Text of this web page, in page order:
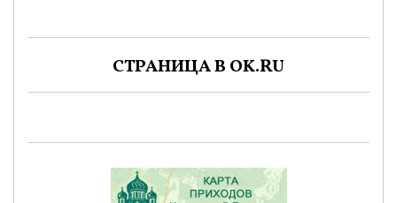
СТРАНИЦА В OK.RU